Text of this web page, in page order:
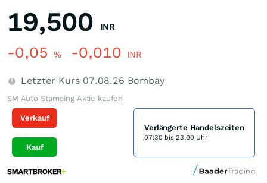
19,500 INR
-0,05 % -0,010 INR
Letzter Kurs 07.08.26 Bombay
SM Auto Stamping Aktie kaufen
Verkauf
Kauf
Verlängerte Handelszeiten
07:30 bis 23:00 Uhr